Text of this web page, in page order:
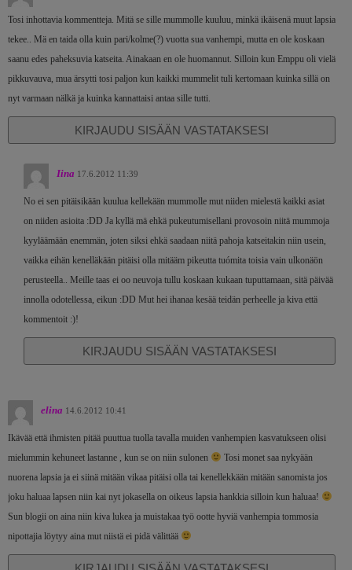
Tosi inhottavia kommentteja. Mitä se sille mummolle kuuluu, minkä ikäisenä muut lapsia
tekee.. Mä en taida olla kuin pari/kolme(?) vuotta sua vanhempi, mutta en ole koskaan
saanu edes paheksuvia katseita. Ainakaan en ole huomannut. Silloin kun Emppu oli vielä
pikkuvauva, mua ärsytti tosi paljon kun kaikki mummelit tuli kertomaan kuinka sillä on
nyt varmaan nälkä ja kuinka kannattaisi antaa sille tutti.
KIRJAUDU SISÄÄN VASTATAKSESI
Iina 17.6.2012 11:39
No ei sen pitäisikään kuulua kellekään mummolle mut niiden mielestä kaikki asiat
on niiden asioita :DD Ja kyllä mä ehkä pukeutumisellani provosoin niitä mummoja
kyyläämään enemmän, joten siksi ehkä saadaan niitä pahoja katseitakin niin usein,
vaikka eihän kenelläkään pitäisi olla mitääm pikeutta tuómita toisia vain ulkonäön
perusteella.. Meille taas ei oo neuvoja tullu koskaan kukaan tuputtamaan, sitä päivää
innolla odotellessa, eikun :DD Mut hei ihanaa kesää teidän perheelle ja kiva että
kommentoit :)!
KIRJAUDU SISÄÄN VASTATAKSESI
elina 14.6.2012 10:41
Ikävää että ihmisten pitää puuttua tuolla tavalla muiden vanhempien kasvatukseen olisi
mielummin kehuneet lastanne , kun se on niin sulonen
Tosi monet saa nykyään
nuorena lapsia ja ei siinä mitään vikaa pitäisi olla tai kenellekkään mitään sanomista jos
joku haluaa lapsen niin kai nyt jokasella on oikeus lapsia hankkia silloin kun haluaa!
Sun blogii on aina niin kiva lukea ja muistakaa työ ootte hyviä vanhempia tommosia
nipottajia löytyy aina mut niistä ei pidä välittää